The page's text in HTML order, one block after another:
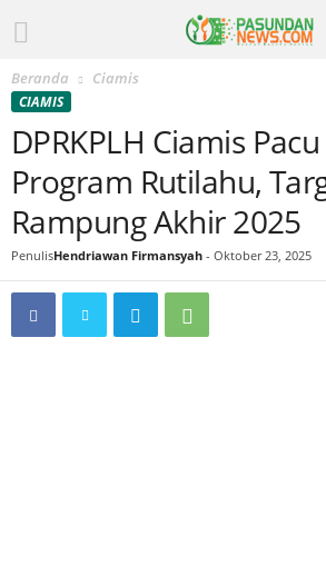
Beranda Ciamis
CIAMIS
DPRKPLH Ciamis
Program Rutilahu,
Rampung Akhir 2025
PenulisHendriawan Firmansyah - Oktober 23, 2025